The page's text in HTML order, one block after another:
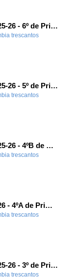
Festival de Navidad 2025-26 - 6º de Primaria
trescantos-
Festival de Navidad 2025-26 - 5º de Primaria
trescantos-
Festival de Navidad 2025-26 - 4ºB de Primaria
trescantos-
Festival Navidad 2025-26 - 4ºA de Primaria
trescantos-
Festival de Navidad 2025-26 - 3º de Primaria
trescantos-